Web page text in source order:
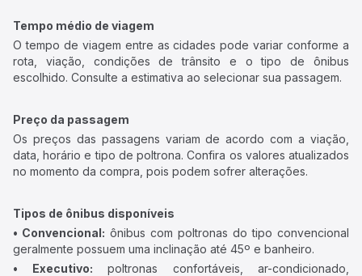
Tempo médio de viagem
O tempo de viagem entre as cidades pode variar conforme a
rota, viação, condições de trânsito e o tipo de ônibus
escolhido. Consulte a estimativa ao selecionar sua passagem.
Preço da passagem
Os preços das passagens variam de acordo com a viação,
data, horário e tipo de poltrona. Confira os valores atualizados
no momento da compra, pois podem sofrer alterações.
Tipos de ônibus disponíveis
• Convencional: ônibus com poltronas do tipo convencional
geralmente possuem uma inclinação até 45º e banheiro.
• Executivo: poltronas confortáveis, ar-condicionado,